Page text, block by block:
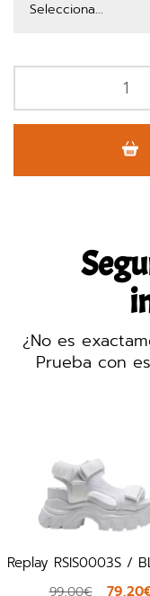
¿No es
Prueba con
RSIS0003S /
99,00€ 79,20€